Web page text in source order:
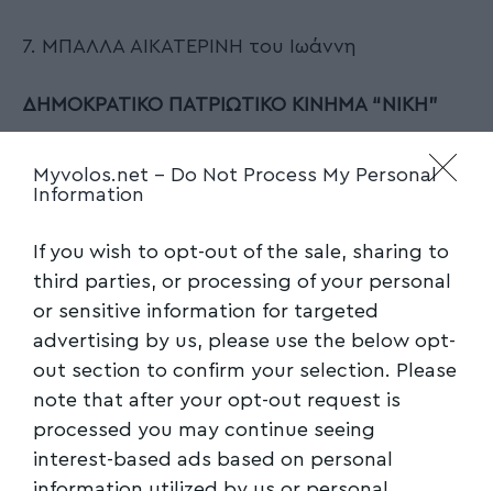
Myvolos.net - Do Not Process My Personal
Information
If you wish to opt-out of the sale, sharing to
third parties, or processing of your personal
or sensitive information for targeted
advertising by us, please use the below opt-
out section to confirm your selection. Please
note that after your opt-out request is
processed you may continue seeing
interest-based ads based on personal
7. ΜΠΑΛΛΑ ΑΙΚΑΤΕΡΙΝΗ του Ιωάννη
ΔΗΜΟΚΡΑΤΙΚΟ ΠΑΤΡΙΩΤΙΚΟ ΚΙΝΗΜΑ “ΝΙΚΗ”
3. ΜΠΑΓΛΑΤΖΗ ΞΕΝΙΑ ΣΟΦΙΑ του Γεωργίου
4. ΓΙΩΤΑΚΟΣ ΑΠΟΣΤΟΛΟΣ του Δημοσθένη
5. ΣΕΚΕΡΤΖΗΣ ΑΝΤΩΝΙΟΣ του Δημητρίου
ΕΝΩΣΗ ΚΕΝΤΡΩΩΝ